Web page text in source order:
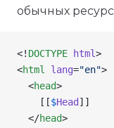
обычных
<! DOCTYPE html>
<html lang="en">
  <
head>
    [[
$Head ]]
  </
head>